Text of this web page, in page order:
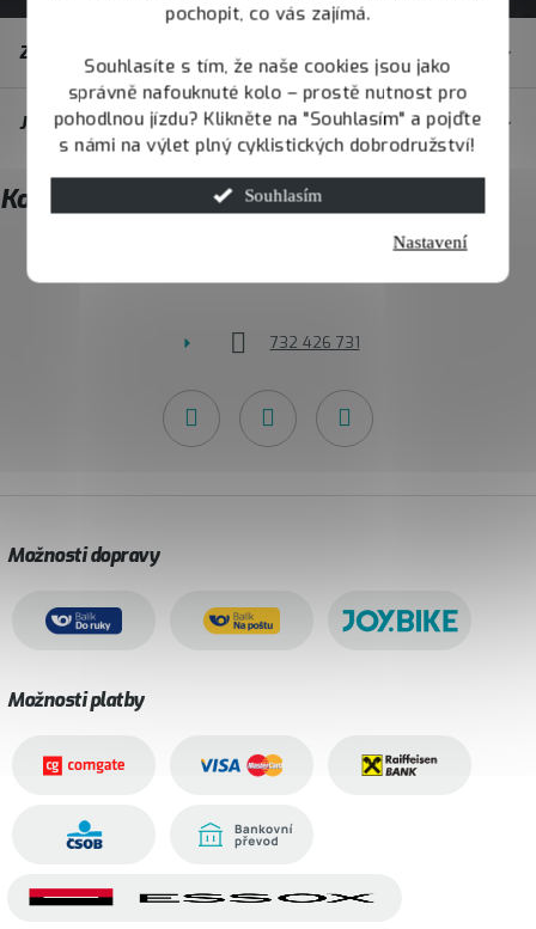
pochopit, co vás zajímá.
Souhlasíte s tím, že naše cookies jsou jako
správně nafouknuté kolo – prostě nutnost pro
pohodlnou jízdu? Klikněte na "Souhlasím" a pojďte
s námi na výlet plný cyklistických dobrodružství!
Souhlasím
Nastavení
t
í
Zákaznický servis
JOY.BIKE
Kontakt
732 426 731
Možnosti dopravy
Možnosti platby